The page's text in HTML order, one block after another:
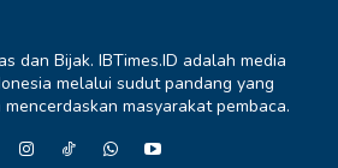
dan Bijak. IBTimes.ID adalah media
melalui sudut pandang yang
masyarakat pembaca.